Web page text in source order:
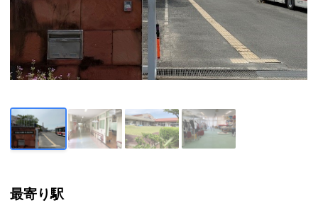
最寄り駅